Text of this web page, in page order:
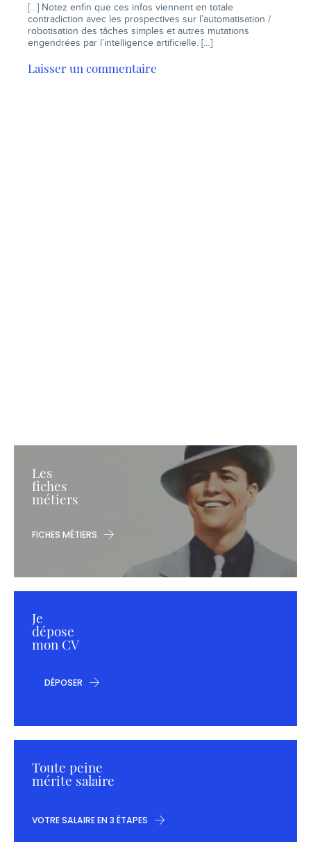
[…] Notez enfin que ces infos viennent en totale
contradiction avec les prospectives sur l’automatisation /
robotisation des tâches simples et autres mutations
engendrées par l’intelligence artificielle. […]
Laisser un commentaire
Les
fiches
métiers
FICHES MÉTIERS
Je
dépose
mon CV
DÉPOSER
Toute peine
mérite salaire
VOTRE SALAIRE EN 3 ÉTAPES